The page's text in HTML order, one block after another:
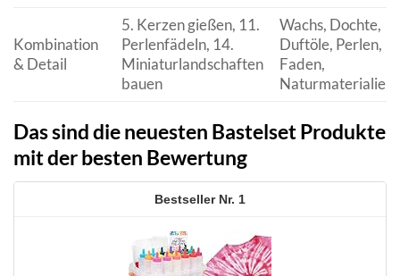
Kombination
& Detail
5. Kerzen gießen, 11.
Perlenfädeln, 14.
Miniaturlandschaften
bauen
Wachs, Dochte,
Duftöle, Perlen,
Faden,
Naturmaterialien
Das sind die neuesten Bastelset Produkte
mit der besten Bewertung
1